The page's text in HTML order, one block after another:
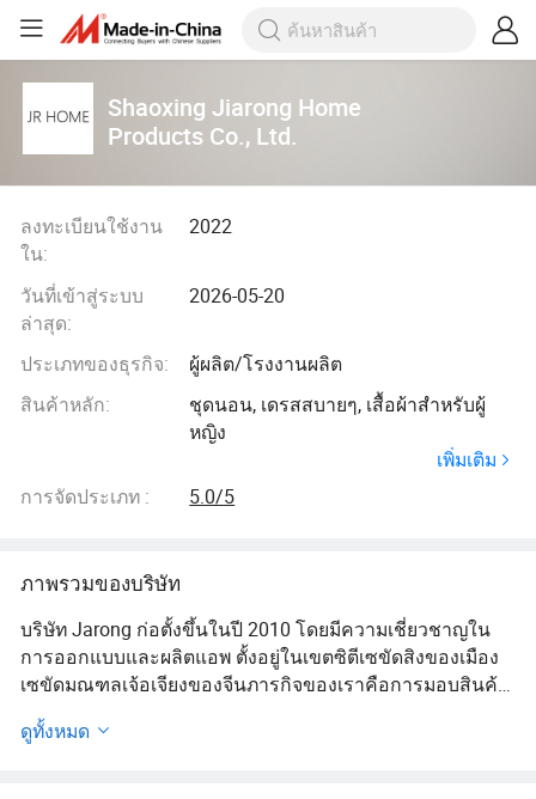
Shaoxing Jiarong Home
Products Co., Ltd.
ลงทะเบียนใช้งาน
ใน:
2022
วันที่เข้าสู่ระบบ
ล่าสุด:
2026-05-20
ประเภทของธุรกิจ:
ผู้ผลิต/โรงงานผลิต
สินค้าหลัก:
ชุดนอน, เดรสสบายๆ, เสื้อผ้าสำหรับผู้
หญิง
เพิ่มเติม
การจัดประเภท :
5.0/5
ภาพรวมของบริษัท
บริษัท Jarong ก่อตั้งขึ้นในปี 2010 โดยมีความเชี่ยวชาญใน
การออกแบบและผลิตแอพ ตั้งอยู่ในเขตซิตีเซขัดสิงของเมือง
เซขัดมณฑลเจ้อเจียงของจีนภารกิจของเราคือการมอบสินค้า
ที่ปลอดภัยและมีคุณภาพสูงให้กับผู้คนทั่วโลก
ดูทั้งหมด